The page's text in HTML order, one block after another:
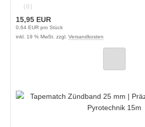
(0)
15,95 EUR
0,64 EUR pro Stück
inkl. 19 % MwSt. zzgl. Versandkosten